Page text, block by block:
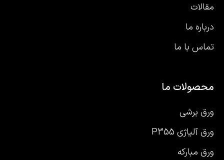
مقالات
درباره ما
تماس با ما
محصولات ما
ورق برشی
ورق آلیاژی P355
ورق مبارکه